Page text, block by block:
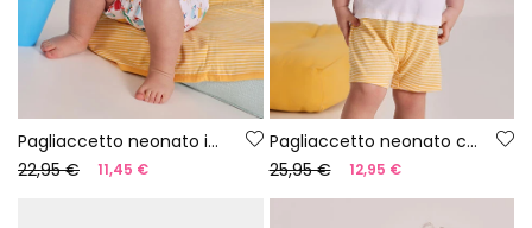
Pagliaccetto neonato in maglia stampata
22,95 €
11,45 €
Pagliaccetto neonato cotone bianco
25,95 €
12,95 €